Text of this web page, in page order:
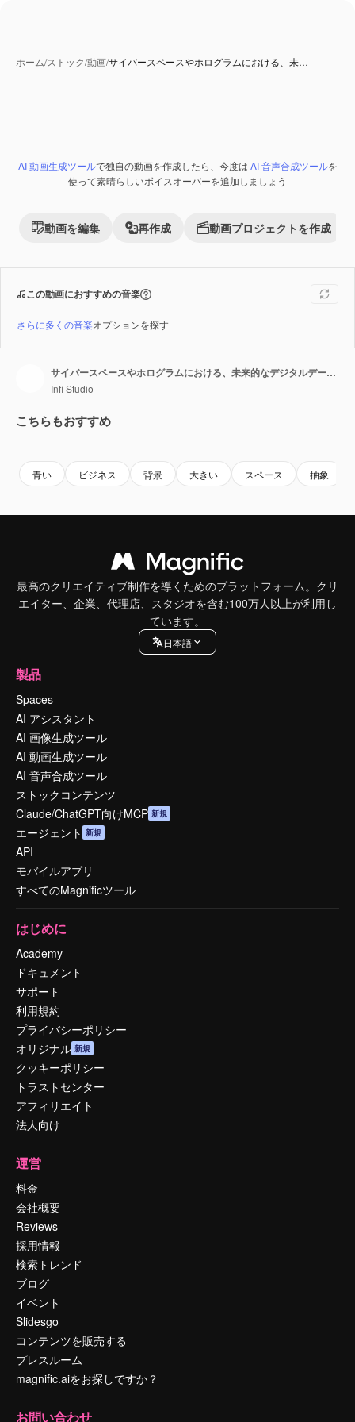
ホーム/ストック/動画/サイバースペースやホログラムにおける、未…
Premium
AI 動画生成ツールで独自の動画を作成したら、今度は AI 音声合成ツールを
使って素晴らしいボイスオーバーを追加しましょう
動画を編集 再作成 動画プロジェクトを作成
この動画におすすめの音楽
さらに多くの音楽オプションを探す
サイバースペースやホログラムにおける、未来的なデジタルデータフローとマトリックス空間のような未来的な表面
Infi Studio
こちらもおすすめ
青い ビジネス 背景 大きい スペース 抽象
最高のクリエイティブ制作を導くためのプラットフォーム。クリ
エイター、企業、代理店、スタジオを含む100万人以上が利用し
ています。
日本語
製品
Spaces
AI アシスタント
AI 画像生成ツール
AI 動画生成ツール
AI 音声合成ツール
ストックコンテンツ
Claude/ChatGPT向けMCP 新規
エージェント 新規
API
モバイルアプリ
すべてのMagnificツール
はじめに
Academy
ドキュメント
サポート
利用規約
プライバシーポリシー
オリジナル 新規
クッキーポリシー
トラストセンター
アフィリエイト
法人向け
運営
料金
会社概要
Reviews
採用情報
検索トレンド
ブログ
イベント
Slidesgo
コンテンツを販売する
プレスルーム
magnific.aiをお探しですか？
お問い合わせ